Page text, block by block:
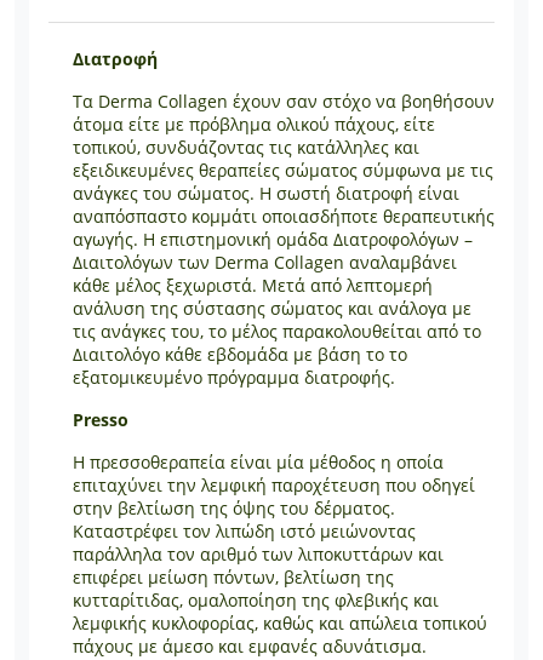
Διατροφή
Τα Derma Collagen έχουν σαν στόχο να βοηθήσουν
άτομα είτε με πρόβλημα ολικού πάχους, είτε
τοπικού, συνδυάζοντας τις κατάλληλες και
εξειδικευμένες θεραπείες σώματος σύμφωνα με τις
ανάγκες του σώματος. Η σωστή διατροφή είναι
αναπόσπαστο κομμάτι οποιασδήποτε θεραπευτικής
αγωγής. Η επιστημονική ομάδα Διατροφολόγων –
Διαιτολόγων των Derma Collagen αναλαμβάνει
κάθε μέλος ξεχωριστά. Μετά από λεπτομερή
ανάλυση της σύστασης σώματος και ανάλογα με
τις ανάγκες του, το μέλος παρακολουθείται από το
Διαιτολόγο κάθε εβδομάδα με βάση το το
εξατομικευμένο πρόγραμμα διατροφής.
Presso
H πρεσσοθεραπεία είναι μία μέθοδος η οποία
επιταχύνει την λεμφική παροχέτευση που οδηγεί
στην βελτίωση της όψης του δέρματος.
Καταστρέφει τον λιπώδη ιστό μειώνοντας
παράλληλα τον αριθμό των λιποκυττάρων και
επιφέρει μείωση πόντων, βελτίωση της
κυτταρίτιδας, ομαλοποίηση της φλεβικής και
λεμφικής κυκλοφορίας, καθώς και απώλεια τοπικού
πάχους με άμεσο και εμφανές αδυνάτισμα.